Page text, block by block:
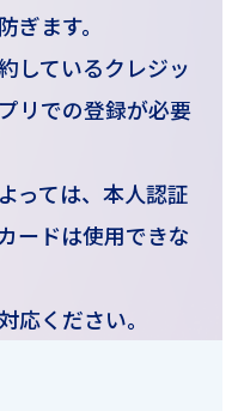
ます。
しているクレジッ
リでの登録が必要
っては、本人認証
ードは使用できな
応ください。